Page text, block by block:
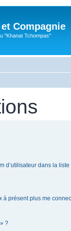
Compagnie
"Khanat Tchompas"
d’utilisateur dans la liste
à présent plus me
?